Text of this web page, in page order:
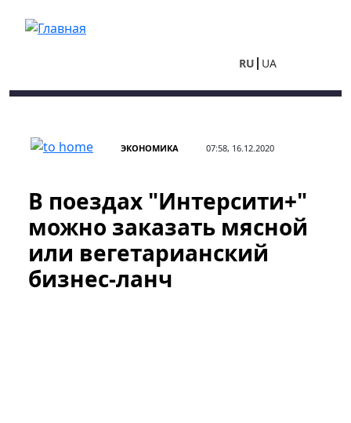
RU UA
ЭКОНОМИКА 07:58, 16.12.2020
В поездах "Интерсити+"
можно заказать мясной
или вегетарианский
бизнес-ланч